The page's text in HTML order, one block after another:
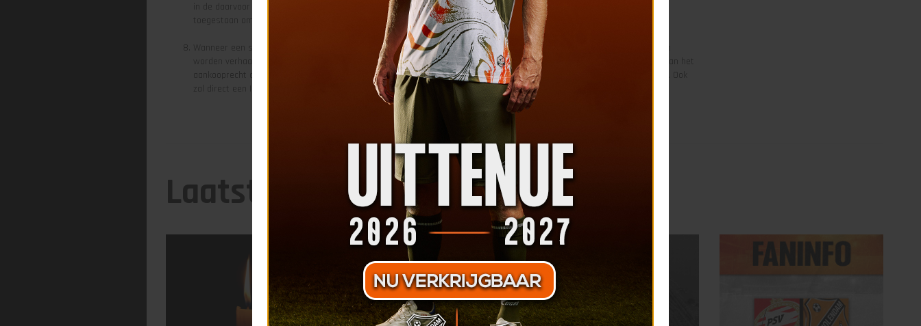
in de daarvoor aanwezige vuilniszakken in de bussen en afvalbakken op de parkeerplaats. Op de terugreis is het NIET
toegestaan om een Partybox o.i.d. mee naar buiten te nemen.
Wanneer een supporter verantwoordelijk is voor welke vorm van schade dan ook aan de bus, zal deze door FC Volendam
worden verhaald op de desbetreffende supporter. Bij overlastgevend gedrag, vernielingen of andere wanordelijkheden kan het
aankooprecht op uitkaarten voor bepaalde tijd geblokkeerd worden en kan men dus geen uitwedstrijden meer bezoeken. Ook
zal direct een ID-controle plaatsvinden. De stewards/beveiligers zijn hier toe bevoegd.
Laatste nieuws